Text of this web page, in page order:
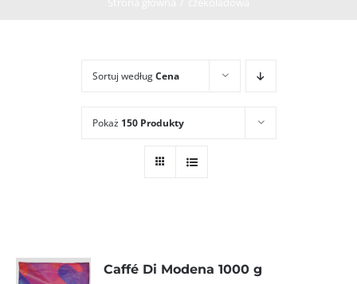
Sortuj wedługCena
Pokaż 150 Produkty
Caffé Di Modena 1000 g